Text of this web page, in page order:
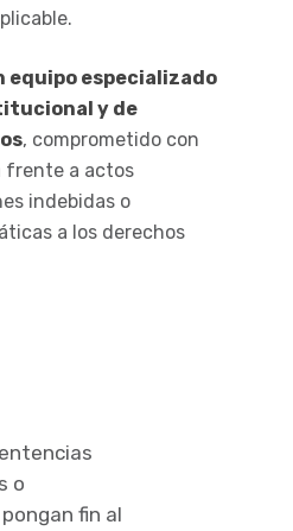
equipo especializado
y de
, comprometido con
frente a actos
indebidas o
a los derechos
o
fin al